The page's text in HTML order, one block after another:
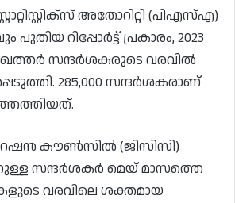
അതോറിറ്റി (പിഎസ്എ)
പുതിയ റിപ്പോർട്ട് പ്രകാരം, 2023
സന്ദർശകരുടെ വരവിൽ
285,000 സന്ദർശകരാണ്
കൗൺസിൽ (ജിസിസി)
സന്ദർശകർ മെയ് മാസത്തെ
വരവിലെ ശക്തമായ